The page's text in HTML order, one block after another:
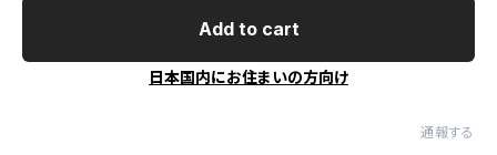
Add to cart
日本国内にお住まいの方向け
通報する